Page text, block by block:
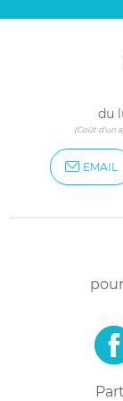
du
(Coût d'un
EMAIL